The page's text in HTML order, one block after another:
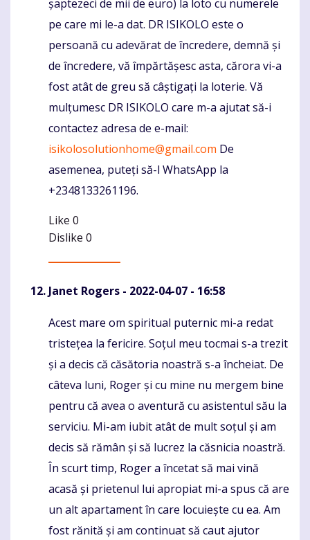
șaptezeci de mii de euro) la loto cu numerele
pe care mi le-a dat. DR ISIKOLO este o
persoană cu adevărat de încredere, demnă și
de încredere, vă împărtășesc asta, cărora vi-a
fost atât de greu să câștigați la loterie. Vă
mulțumesc DR ISIKOLO care m-a ajutat să-i
contactez adresa de e-mail:
isikolosolutionhome@gmail.com De
asemenea, puteți să-l WhatsApp la
+2348133261196.
Like 0
Dislike 0
Janet Rogers - 2022-04-07 - 16:58
Komentaras
Acest mare om spiritual puternic mi-a redat
tristețea la fericire. Soțul meu tocmai s-a trezit
și a decis că căsătoria noastră s-a încheiat. De
câteva luni, Roger și cu mine nu mergem bine
pentru că avea o aventură cu asistentul său la
serviciu. Mi-am iubit atât de mult soțul și am
decis să rămân și să lucrez la căsnicia noastră.
În scurt timp, Roger a încetat să mai vină
acasă și prietenul lui apropiat mi-a spus că are
un alt apartament în care locuiește cu ea. Am
fost rănită și am continuat să caut ajutor